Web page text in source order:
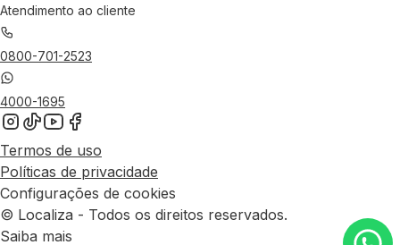
Atendimento ao cliente
0800-701-2523
4000-1695
Termos de uso
Políticas de privacidade
Configurações de cookies
© Localiza - Todos os direitos reservados.
Saiba mais